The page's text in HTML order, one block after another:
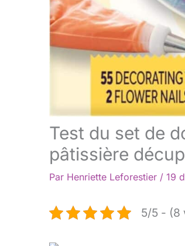
Test du set de
pâtissière
Par Henriette Leforestier / 19
5/5 - (8